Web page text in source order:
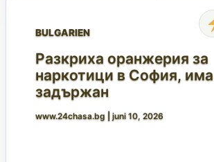
BULGARIEN
Разкриха оранжерия за
наркотици в София, има
задържан
www.24chasa.bg juni 10, 2026